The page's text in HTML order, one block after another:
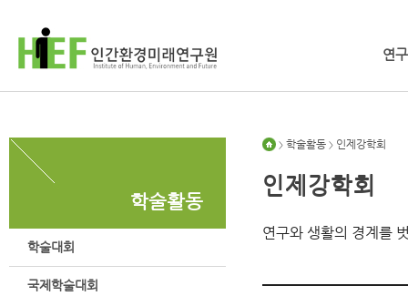
연
학술활동
학술대회
국제학술대회
> 학술활동 > 인제강학회
인제강학회
연구와 생활의 경계를